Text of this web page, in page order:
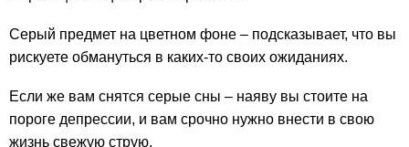
Серый предмет на цветном фоне – подсказывает, что вы
рискуете обмануться в каких-то своих ожиданиях.
Если же вам снятся серые сны – наяву вы стоите на
пороге депрессии, и вам срочно нужно внести в свою
жизнь свежую струю.